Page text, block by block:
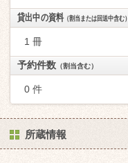
貸出中の資料（割当または回送中含む）
1 冊
予約件数 （割当含む）
0 件
所蔵情報